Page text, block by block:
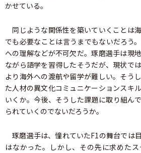
かせている。
同じような関係性を築いていくことは
でも必要なことは言うまでもないだろう
への理解などが不可欠だ。琢磨選手は現
ながら語学を習得したそうだが、現状で
より海外への渡航や留学が難しい。そう
た人材の異文化コミュニケーションスキ
いくか。今後、そうした課題に取り組ん
られていくのでないだろうか。
琢磨選手は、憧れていたF1の舞台では
はなかった。しかし、その先に求めた